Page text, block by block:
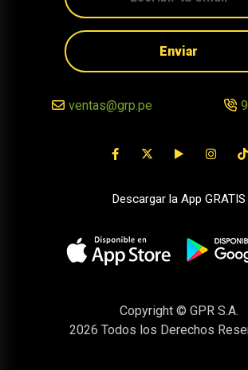
Enviar
ventas@grp.pe
Descargar la App GRATIS
Copyright © GPR S.A.
2026 Todos los Derechos